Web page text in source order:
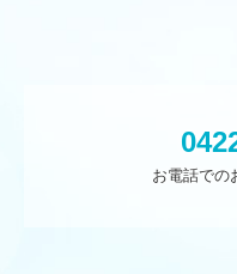
お電話での